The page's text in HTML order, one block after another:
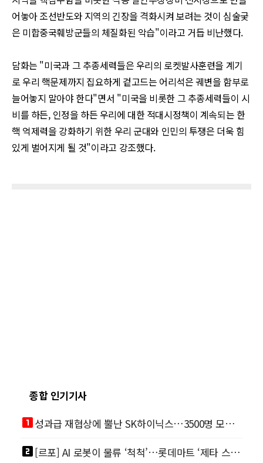
어놓아 조선반도와 지역의 긴장을 격화시켜 보려는 것이 심술궂
은 미합중국훼방군들의 체질화된 악습"이라고 거듭 비난했다.
담화는 "미국과 그 추종세력들은 우리의 로켓발사훈련을 계기
로 우리 핵문제까지 집요하게 겉고드는 어리석은 궤변을 함부로
늘어놓지 말아야 한다"면서 "미국을 비롯한 그 추종세력들이 시
비를 하든, 인정을 하든 우리에 대한 적대시정책이 계속되는 한
핵 억제력을 강화하기 위한 우리 군대와 인민의 투쟁은 더욱 힘
있게 벌어지게 될 것"이라고 강조했다.
종합 인기기사
looks_one 성과급 재협상에 뿔난 SK하이닉스…3500명 모여 통합노조 띄운다
looks_two [르포] AI 로봇이 물류 ‘척척’…롯데마트 ‘제타 스마트센터’ 가보니